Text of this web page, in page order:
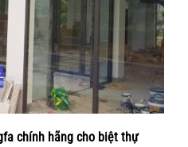
chính hãng cho biệt thự